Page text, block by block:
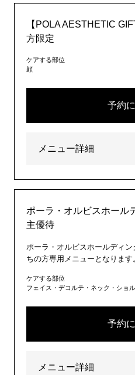
【POLA AESTHETIC
方限定
ケアする部位
顔
予約
メニュー詳細
ポーラ・オルビスホール
主優待
ポーラ・オルビスホールディ
ちの方専用メニューとなります
ケアする部位
フェイス・デコルテ・ネック・ショ
予約
メニュー詳細